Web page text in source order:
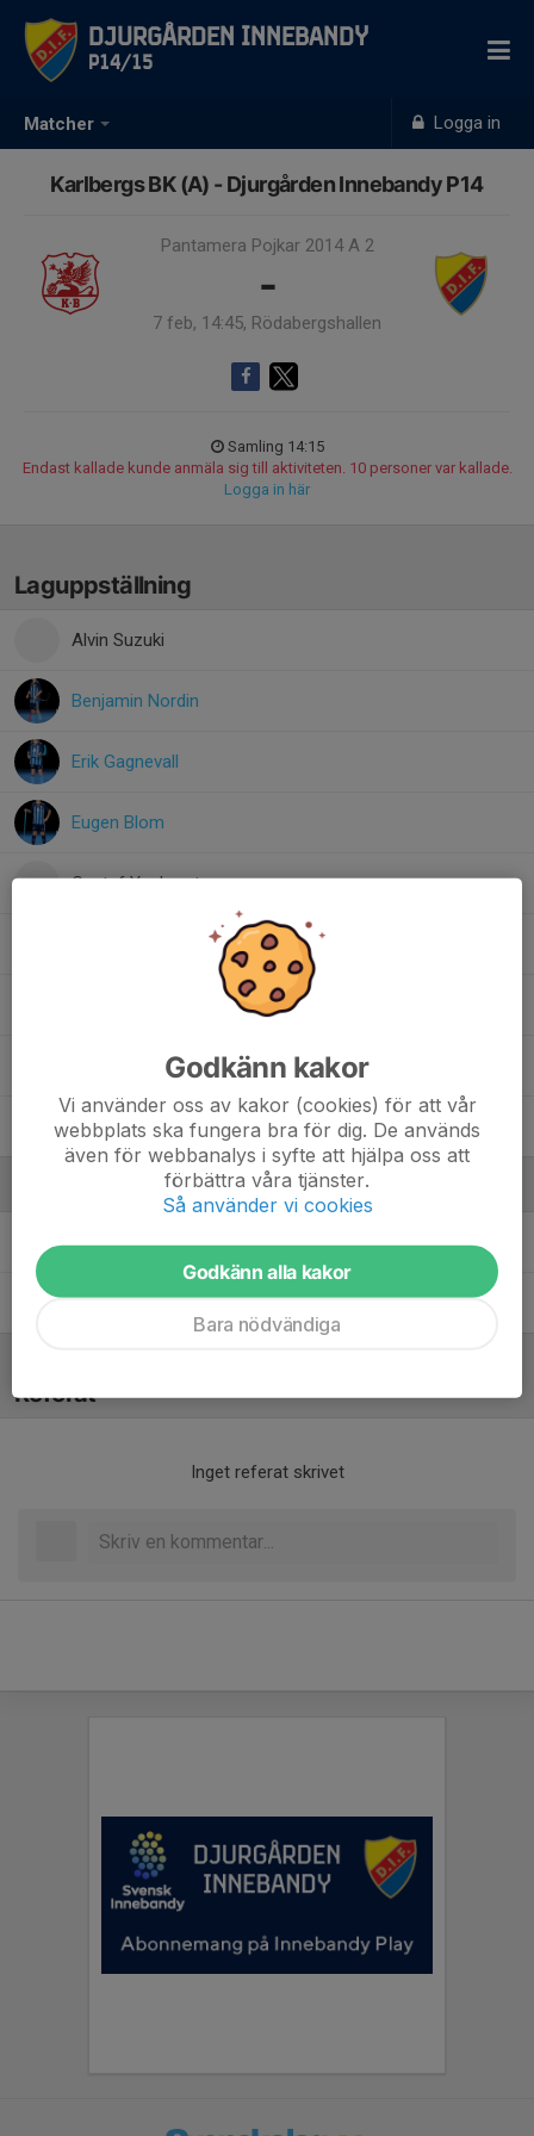
Matcher Logga in
Djurgården Innebandy
P14/15
Karlbergs BK (A) - Djurgården Innebandy P14
Pantamera Pojkar 2014 A 2
-
7 feb, 14:45, Rödabergshallen
Samling 14:15
Endast kallade kunde anmäla sig till aktiviteten. 10 personer var kallade.
Logga in här
Laguppställning
Alvin Suzuki
Benjamin Nordin
Erik Gagnevall
Eugen Blom
Gustaf Yngbrant
Malte Insulander
Oscar Ahlzén
Jennie LöfgrenTränare
Niklas AhlzénTränare
Referat
Inget referat skrivet
Godkänn kakor
Vi använder oss av kakor (cookies) för att vår
webbplats ska fungera bra för dig. De används
även för webbanalys i syfte att hjälpa oss att
förbättra våra tjänster.
Så använder vi cookies
Godkänn alla kakor
Bara nödvändiga